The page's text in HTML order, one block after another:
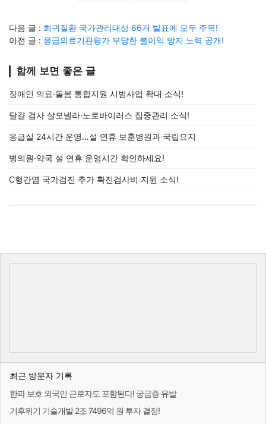
다음 글 : 희귀질환 국가관리대상 66개 발표에 모두 주목!
이전 글 : 응급의료기관평가 부당한 불이익 방지 노력 공개!
함께 보면 좋은 글
장애인 의료·돌봄 통합지원 시범사업 확대 소식!
달걀 검사 살모넬라·노로바이러스 집중관리 소식!
응급실 24시간 운영…설 연휴 보훈병원과 국립묘지
병의원·약국 설 연휴 운영시간 확인하세요!
C형간염 국가검진 추가 확진검사비 지원 소식!
최근 방문자 기록
한파 보호 외국인 근로자도 포함된다! 궁금증 유발
기후위기 기술개발 2조 7496억 원 투자 결정!